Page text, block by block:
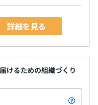
詳細を見る
けるための組織づくり